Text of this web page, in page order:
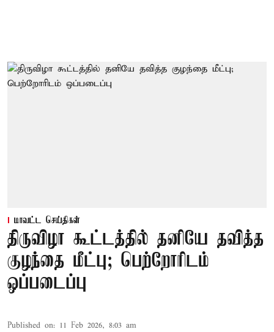
மாவட்ட செய்திகள்
திருவிழா கூட்டத்தில் தனியே தவித்த
குழந்தை மீட்பு; பெற்றோரிடம்
ஒப்படைப்பு
Published on: 11 Feb 2026, 8:03 am